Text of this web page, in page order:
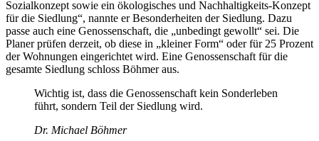
Sozialkonzept sowie ein ökologisches und Nachhaltigkeits-Konzept
für die Siedlung“, nannte er Besonderheiten der Siedlung. Dazu
passe auch eine Genossenschaft, die „unbedingt gewollt“ sei. Die
Planer prüfen derzeit, ob diese in „kleiner Form“ oder für 25 Prozent
der Wohnungen eingerichtet wird. Eine Genossenschaft für die
gesamte Siedlung schloss Böhmer aus.
Wichtig ist, dass die Genossenschaft kein Sonderleben
führt, sondern Teil der Siedlung wird.
Dr. Michael Böhmer